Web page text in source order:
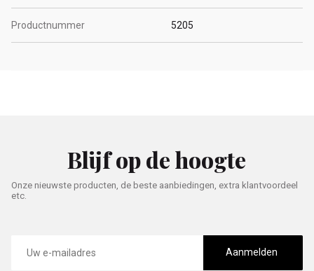
Productnummer 5205
Blijf op de hoogte
Onze nieuwste producten, de beste aanbiedingen, extra klantvoordeel
etc.
mailadres
Aanmelden